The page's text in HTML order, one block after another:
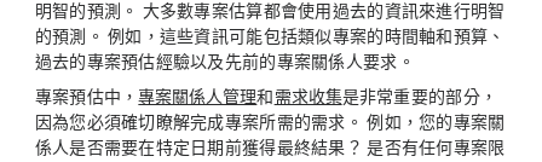
明智的預測。 大多數專案估算都會使用過去的資訊來進行明智
的預測。 例如，這些資訊可能包括類似專案的時間軸和預算、
過去的專案預估經驗以及先前的專案關係人要求。
專案預估中，專案關係人管理和需求收集是非常重要的部分，
因為您必須確切瞭解完成專案所需的需求。 例如，您的專案關
係人是否需要在特定日期前獲得最終結果？ 是否有任何專案限